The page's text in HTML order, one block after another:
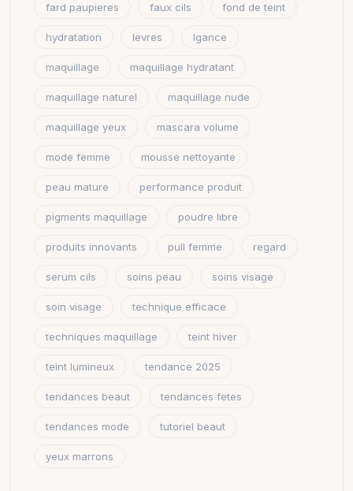
fard paupieres faux cils fond de teint
hydratation levres lgance
maquillage maquillage hydratant
maquillage naturel maquillage nude
maquillage yeux mascara volume
mode femme mousse nettoyante
peau mature performance produit
pigments maquillage poudre libre
produits innovants pull femme regard
serum cils soins peau soins visage
soin visage technique efficace
techniques maquillage teint hiver
teint lumineux tendance 2025
tendances beaut tendances fetes
tendances mode tutoriel beaut
yeux marrons